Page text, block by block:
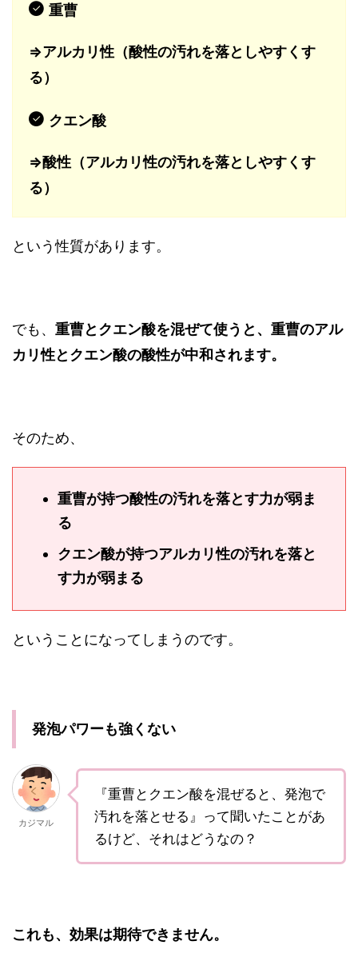
重曹
⇒アルカリ性（酸性の汚れを落としやすくす
る）
クエン酸
⇒酸性（アルカリ性の汚れを落としやすくす
る）
という性質があります。
でも、 重曹とクエン酸を混ぜて使うと、重曹のアル
カリ性とクエン酸の酸性が中和されます。
そのため、
重曹が持つ酸性の汚れを落とす力が弱ま
る
クエン酸が持つアルカリ性の汚れを落と
す力が弱まる
ということになってしまうのです。
発泡パワーも強くない
カジマル
『重曹とクエン酸を混ぜると、発泡で
汚れを落とせる』って聞いたことがあ
るけど、それはどうなの？
これも、効果は期待できません。